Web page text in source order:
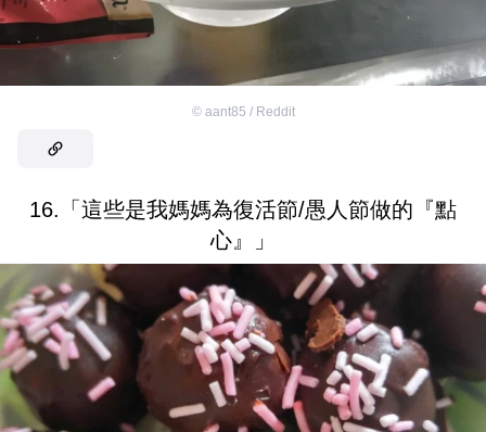
© aant85 / Reddit
16.「這些是我媽媽為復活節/愚人節做的『點
心』」